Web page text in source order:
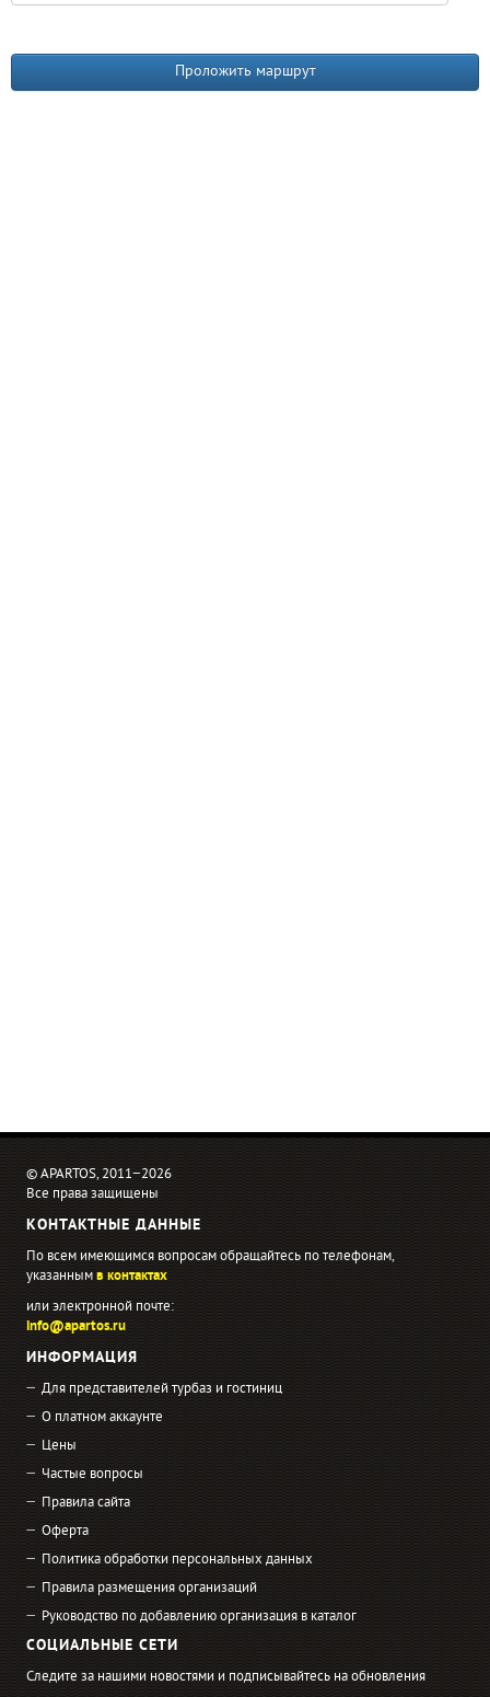
Проложить маршрут
© APARTOS, 2011−2026
Все права защищены
КОНТАКТНЫЕ ДАННЫЕ
По всем имеющимся вопросам обращайтесь по телефонам,
указаннымв контактах
или электронной почте:
info@apartos.ru
ИНФОРМАЦИЯ
Для представителей турбаз и гостиниц
О платном аккаунте
Цены
Частые вопросы
Правила сайта
Оферта
Политика обработки персональных данных
Правила размещения организаций
Руководство по добавлению организация в каталог
СОЦИАЛЬНЫЕ СЕТИ
Следите за нашими новостями и подписывайтесь на обновления